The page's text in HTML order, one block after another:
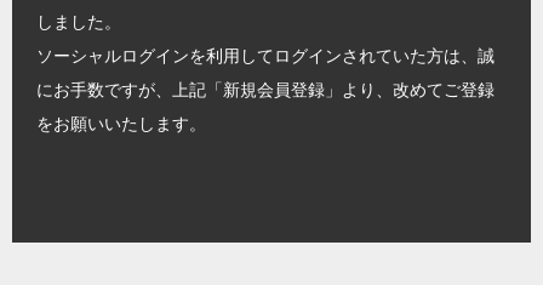
しました。
ソーシャルログインを利用してログインされていた方は、誠
にお手数ですが、上記「新規会員登録」より、改めてご登録
をお願いいたします。